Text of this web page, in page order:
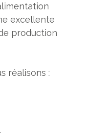
excellente
production
réalisons :